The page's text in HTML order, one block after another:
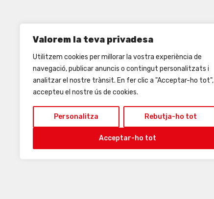
Valorem la teva privadesa
Utilitzem cookies per millorar la vostra experiència de
navegació, publicar anuncis o contingut personalitzats i
analitzar el nostre trànsit. En fer clic a "Acceptar-ho tot",
accepteu el nostre ús de cookies.
Personalitza Rebutja-ho tot
Acceptar-ho tot